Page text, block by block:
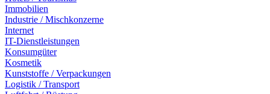
Immobilien
Industrie / Mischkonzerne
Internet
IT-Dienstleistungen
Konsumgüter
Kosmetik
Kunststoffe / Verpackungen
Logistik / Transport